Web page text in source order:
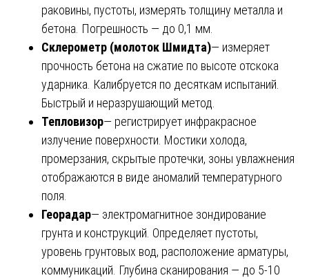
раковины, пустоты, измерять толщину металла и
бетона. Погрешность — до 0,1 мм.
Склерометр (молоток Шмидта)— измеряет
прочность бетона на сжатие по высоте отскока
ударника. Калибруется по десяткам испытаний.
Быстрый и неразрушающий метод.
Тепловизор— регистрирует инфракрасное
излучение поверхности. Мостики холода,
промерзания, скрытые протечки, зоны увлажнения
отображаются в виде аномалий температурного
поля.
Георадар— электромагнитное зондирование
грунта и конструкций. Определяет пустоты,
уровень грунтовых вод, расположение арматуры,
коммуникаций. Глубина сканирования — до 5-10